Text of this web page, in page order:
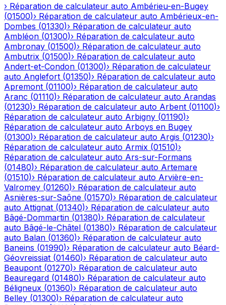
› Réparation de calculateur auto Ambérieu-en-Bugey
(01500)› Réparation de calculateur auto Ambérieux-en-
Dombes (01330)› Réparation de calculateur auto
Ambléon (01300)› Réparation de calculateur auto
Ambronay (01500)› Réparation de calculateur auto
Ambutrix (01500)› Réparation de calculateur auto
Andert-et-Condon (01300)› Réparation de calculateur
auto Anglefort (01350)› Réparation de calculateur auto
Apremont (01100)› Réparation de calculateur auto
Aranc (01110)› Réparation de calculateur auto Arandas
(01230)› Réparation de calculateur auto Arbent (01100)›
Réparation de calculateur auto Arbigny (01190)›
Réparation de calculateur auto Arboys en Bugey
(01300)› Réparation de calculateur auto Argis (01230)›
Réparation de calculateur auto Armix (01510)›
Réparation de calculateur auto Ars-sur-Formans
(01480)› Réparation de calculateur auto Artemare
(01510)› Réparation de calculateur auto Arvière-en-
Valromey (01260)› Réparation de calculateur auto
Asnières-sur-Saône (01570)› Réparation de calculateur
auto Attignat (01340)› Réparation de calculateur auto
Bâgé-Dommartin (01380)› Réparation de calculateur
auto Bâgé-le-Châtel (01380)› Réparation de calculateur
auto Balan (01360)› Réparation de calculateur auto
Baneins (01990)› Réparation de calculateur auto Béard-
Géovreissiat (01460)› Réparation de calculateur auto
Beaupont (01270)› Réparation de calculateur auto
Beauregard (01480)› Réparation de calculateur auto
Béligneux (01360)› Réparation de calculateur auto
Belley (01300)› Réparation de calculateur auto